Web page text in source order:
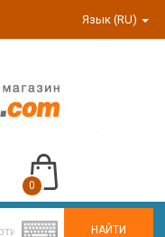
Язык (RU)
НАЙТИ
0